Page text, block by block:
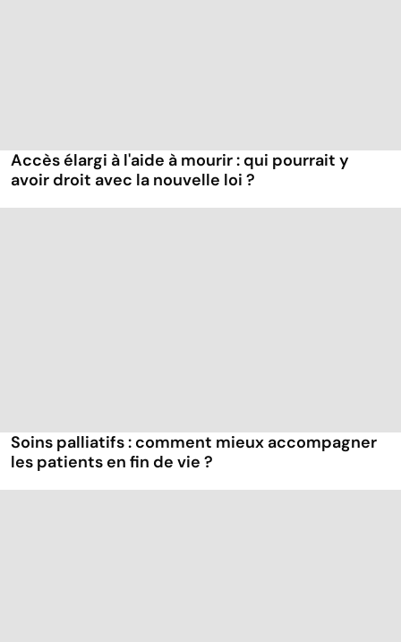
Accès élargi à l'aide à mourir : qui pourrait y
avoir droit avec la nouvelle loi ?
Soins palliatifs : comment mieux accompagner
les patients en fin de vie ?